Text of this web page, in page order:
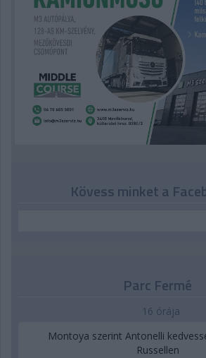
Kövess minket a
Parc Fermé
16 órája
Montoya szerint Antonelli
Russellen